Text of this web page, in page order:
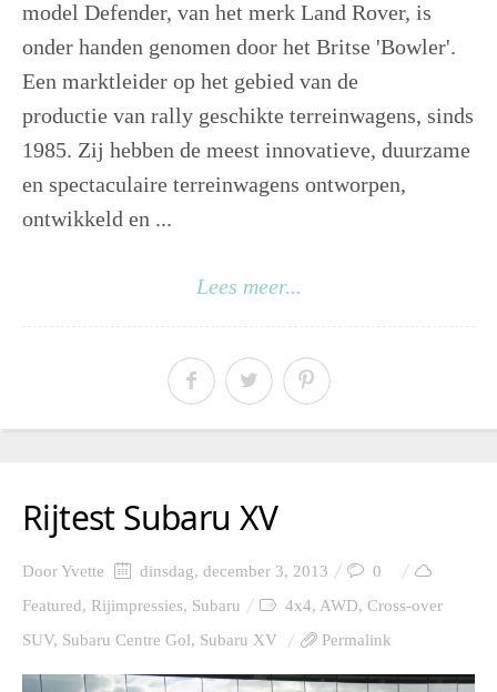
model Defender, van het merk Land Rover, is
onder handen genomen door het Britse 'Bowler'.
Een marktleider op het gebied van de
productie van rally geschikte terreinwagens, sinds
1985. Zij hebben de meest innovatieve, duurzame
en spectaculaire terreinwagens ontworpen,
ontwikkeld en ...
Lees meer...
Rijtest Subaru XV
DoorYvette dinsdag, december 3, 2013
0
Featured, Rijimpressies, Subaru 4x4, AWD, Cross-over
SUV, Subaru Centre Gol, Subaru XV Permalink